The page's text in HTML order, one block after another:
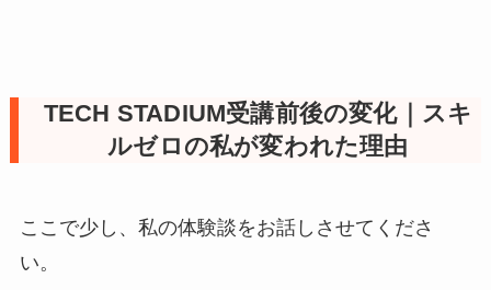
TECH STADIUM受講前後の変化｜スキ
ルゼロの私が変われた理由
ここで少し、私の体験談をお話しさせてくださ
い。